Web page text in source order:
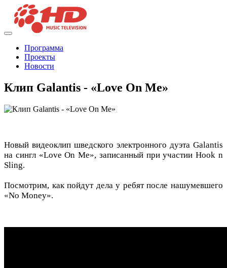
Программа
Проекты
Новости
Клип Galantis - «Love On Me»
Новый видеоклип шведского электронного дуэта Galantis
на сингл «Love On Me», записанный при участии Hook n
Sling.
Посмотрим, как пойдут дела у ребят после нашумевшего
«No Money».